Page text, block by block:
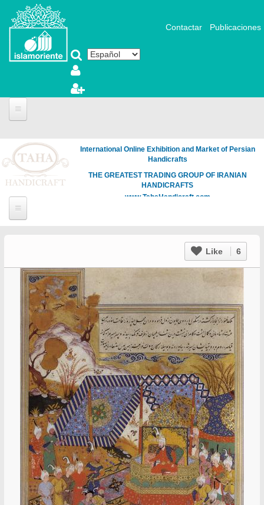
Pasar al contenido principal
Contactar Publicaciones
International Online Exhibition and Market of Persian
Handicrafts
THE GREATEST TRADING GROUP OF IRANIAN
HANDICRAFTS
www.TahaHandicraft.com
Like 6